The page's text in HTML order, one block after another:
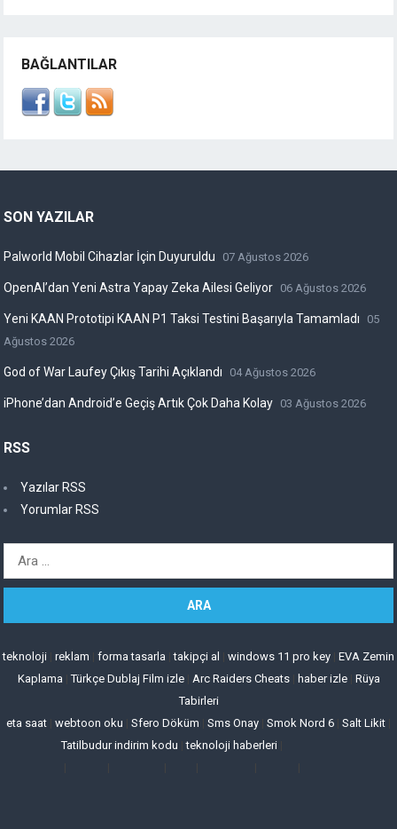
BAĞLANTILAR
SON YAZILAR
Palworld Mobil Cihazlar İçin Duyuruldu 07 Ağustos 2026
OpenAI’dan Yeni Astra Yapay Zeka Ailesi Geliyor 06 Ağustos 2026
Yeni KAAN Prototipi KAAN P1 Taksi Testini Başarıyla Tamamladı
05
Ağustos 2026
God of War Laufey Çıkış Tarihi Açıklandı 04 Ağustos 2026
iPhone’dan Android’e Geçiş Artık Çok Daha Kolay 03 Ağustos 2026
RSS
Yazılar RSS
Yorumlar RSS
Arama:
teknoloji reklam forma tasarla |takipçi al windows 11 pro key EVA Zemin
Kaplama |Türkçe Dublaj Film izle| Arc Raiders Cheats| haber izle| Rüya
Tabirleri
eta saat webtoon oku Sfero Döküm Sms Onay Smok Nord 6 Salt Likit
Tatilbudur indirim kodu |teknoloji haberleri|